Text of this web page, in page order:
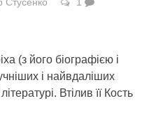
(з його біографією і
і найвдаліших
Втілив її Кость